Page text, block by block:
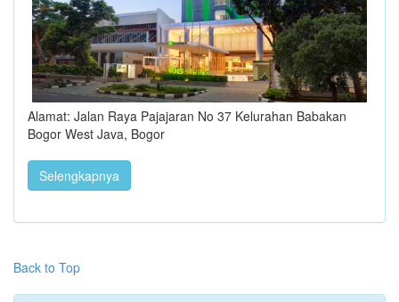
Alamat: Jalan Raya Pajajaran No 37 Kelurahan Babakan
Bogor West Java, Bogor
Selengkapnya
Back to Top